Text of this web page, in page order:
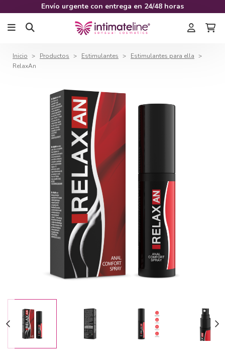
Envío urgente con entrega en 24/48 horas
Inicio Productos Estimulantes
Estimulantes para ella
RelaxAn